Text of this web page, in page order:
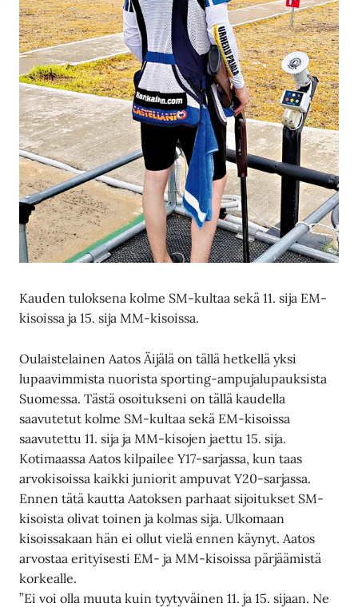
Kauden tuloksena kolme SM-kultaa sekä 11. sija EM-
kisoissa ja 15. sija MM-kisoissa.
Oulaistelainen Aatos Äijälä on tällä hetkellä yksi
lupaavimmista nuorista sporting-ampujalupauksista
Suomessa. Tästä osoitukseni on tällä kaudella
saavutetut kolme SM-kultaa sekä EM-kisoissa
saavutettu 11. sija ja MM-kisojen jaettu 15. sija.
Kotimaassa Aatos kilpailee Y17-sarjassa, kun taas
arvokisoissa kaikki juniorit ampuvat Y20-sarjassa.
Ennen tätä kautta Aatoksen parhaat sijoitukset SM-
kisoista olivat toinen ja kolmas sija. Ulkomaan
kisoissakaan hän ei ollut vielä ennen käynyt. Aatos
arvostaa erityisesti EM- ja MM-kisoissa pärjäämistä
korkealle.
”Ei voi olla muuta kuin tyytyväinen 11. ja 15. sijaan. Ne